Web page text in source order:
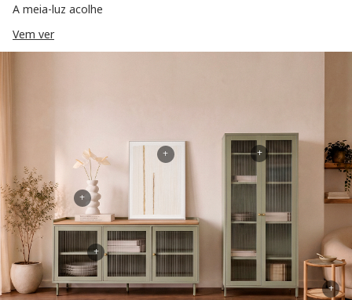
A meia-luz acolhe
Vem ver
+
+
+
+
+